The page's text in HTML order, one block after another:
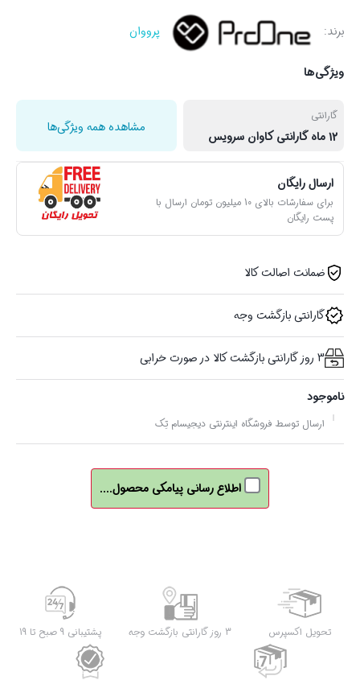
برند: پرووان
ویژگی‌ها
گارانتی
12 ماه گارانتی کاوان سرویس
مشاهده همه ویژگی‌ها
ارسال رایگان
برای سفارشات بالای 10 میلیون تومان ارسال با
پست رایگان
ضمانت اصالت کالا
گارانتی بازگشت وجه
3 روز گارانتی بازگشت کالا در صورت خرابی
ناموجود
ارسال توسط فروشگاه اینترنتی دیجیسام تِک
اطلاع رسانی پیامکی محصول....
تحویل اکسپرس 3 روز گارانتی بازگشت وجه پشتیبانی 9 صبح تا 19